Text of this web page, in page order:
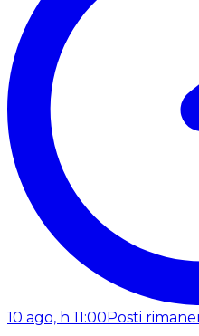
10 ago, h 11:00 Posti